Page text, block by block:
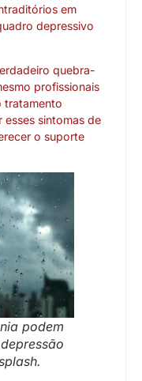
em
depressivo
quebra-
profissionais
tratamento
sintomas de
o suporte
podem